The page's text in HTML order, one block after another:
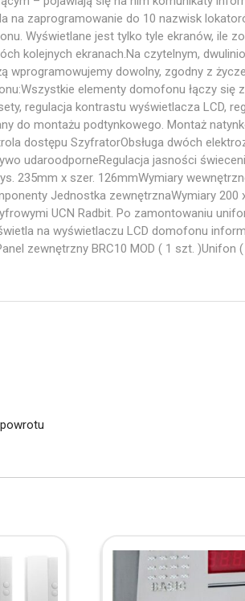
zaprogramowanie do 10 nazwisk
Wyświetlane jest tylko tyle ekranów, ile
kolejnych ekranach.Na czytelnym,
wprogramowujemy dowolny, zgodny z
elementy domofonu łączy
regulacja kontrastu wyświetlacza LCD,
do montażu podtynkowego. Montaż
dostępu SzyfratorObsługa dwóch
udaroodporneRegulacja jasności
235mm x szer. 126mmWymiary
Jednostka zewnętrznaWymiary
UCN Radbit. Po zamontowaniu
na wyświetlaczu LCD domofonu
zewnętrzny BRC10 MOD ( 1 szt. )Unifon